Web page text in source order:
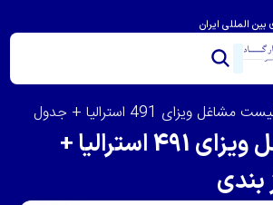
المللی ایران
لیست مشاغل ویزای 491 استرالیا + جدول
لیست مشاغل ویزای 491 استرالیا +
بندی